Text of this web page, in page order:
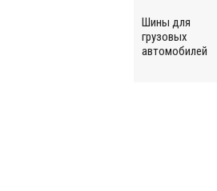
Шины для
грузовых
автомобилей